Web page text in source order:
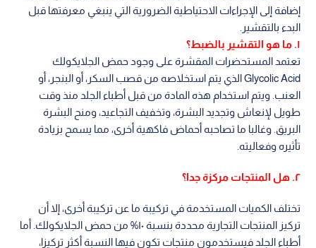
إضافة إلى الإجراءات الاحتياطية الضرورية التي ينبغي معرفتها قبل
البدء بالتقشير.
١. ما هو التقشير بالضبط؟
تعتمد المستحضرات المقشرة على وجود حمض الجلايكولك
Glycolic Acid الذي يتم استخلاصه من قصب السكر، أو البنجر، أو
العنب. ويتم استخدام هذه المادة من قبل أطباء الجلد منذ وقت
طويل لإنعاش وتجديد البشرة، وتخفيف التجاعيد، ومنح البشرة
البريق. وغالبا ما تصاحبه أحماض فاكهية أخرى، مما يسمح بزيادة
تأثيره وفعاليته.
٢. هل المنتجات مركزة جدا؟
تختلف الكميات المستخدمة في تركيبة ما عن تركيبة أخرى، إلا أن
تركيز المنتجات التجارية محددة بنسبة ١٠% من حمض الجلايكولك. أما
أطباء الجلد فيستخدمون منتجات تكون فيها النسبة أكثر تركيزا،